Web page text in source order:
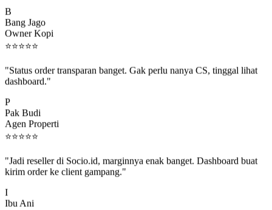
Bang Jago
Owner Kopi
⭐⭐⭐⭐⭐
dashboard."
Pak Budi
Agen Properti
⭐⭐⭐⭐⭐
kirim order ke client gampang."
Ibu Ani
Reseller SMM